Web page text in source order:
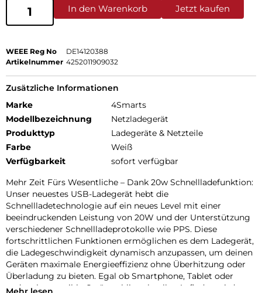
In den Warenkorb Jetzt kaufen
WEEE Reg No
DE14120388
Artikelnummer 4252011909032
Zusätzliche Informationen
Marke
4Smarts
Modellbezeichnung
Netzladegerät
Produkttyp
Ladegeräte & Netzteile
Farbe
Weiß
Verfügbarkeit
sofort verfügbar
Mehr Zeit Fürs Wesentliche – Dank 20w Schnellladefunktion:
Unser neuestes USB-Ladegerät hebt die
Schnellladetechnologie auf ein neues Level mit einer
beeindruckenden Leistung von 20W und der Unterstützung
verschiedener Schnellladeprotokolle wie PPS. Diese
fortschrittlichen Funktionen ermöglichen es dem Ladegerät,
die Ladegeschwindigkeit dynamisch anzupassen, um deinen
Geräten maximale Energieeffizienz ohne Überhitzung oder
Überladung zu bieten. Egal ob Smartphone, Tablet oder
andere kompatible Geräte – blitzschnelles Aufladen wird